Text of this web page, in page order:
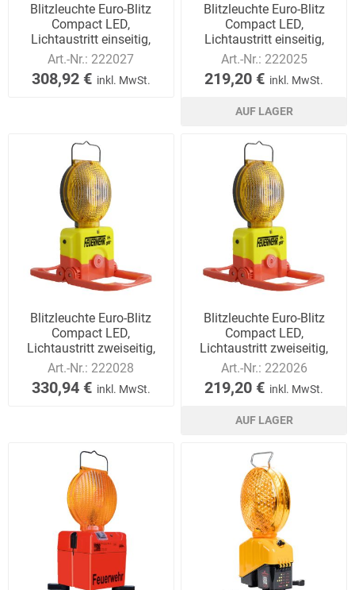
Blitzleuchte Euro-Blitz
Compact LED,
Lichtaustritt einseitig,
Akkubetrieb
Art.-Nr.: 222027
308,92 € inkl. MwSt.
Blitzleuchte Euro-Blitz
Compact LED,
Lichtaustritt einseitig,
Batteriebetrieb
Art.-Nr.: 222025
219,20 € inkl. MwSt.
AUF LAGER
Blitzleuchte Euro-Blitz
Compact LED,
Lichtaustritt zweiseitig,
Akkubetrieb
Art.-Nr.: 222028
330,94 € inkl. MwSt.
Blitzleuchte Euro-Blitz
Compact LED,
Lichtaustritt zweiseitig,
Batteriebetrieb
Art.-Nr.: 222026
219,20 € inkl. MwSt.
AUF LAGER